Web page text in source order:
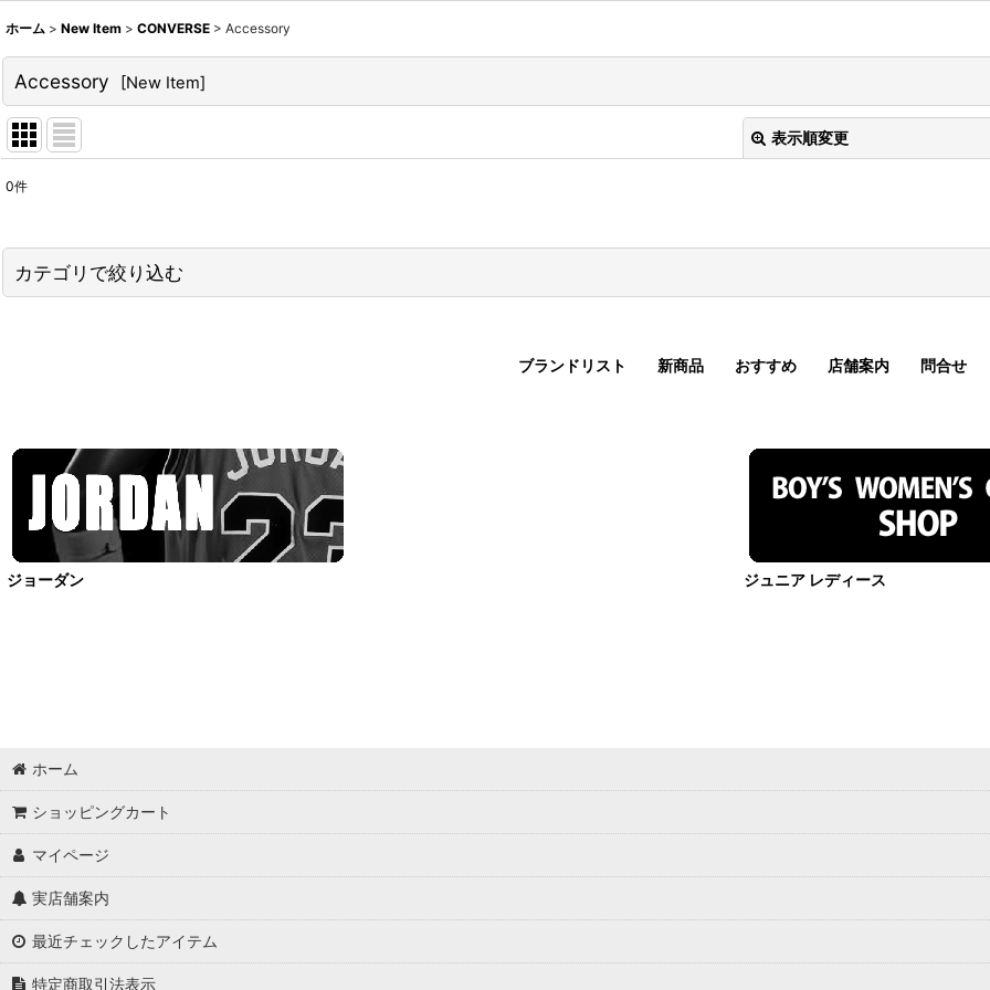
ホーム > New Item > CONVERSE > Accessory
Accessory [New Item]
表示順変更
並び順:
0件
カテゴリで絞り込む
Jersey
Shorts
OutWear
Supporter
Accessory
OtherItems
ブランドリスト 新商品 おすすめ 店舗案内 問合せ
ジョーダン ジュニア レディース
ホーム
ショッピングカート
マイページ
実店舗案内
最近チェックしたアイテム
特定商取引法表示